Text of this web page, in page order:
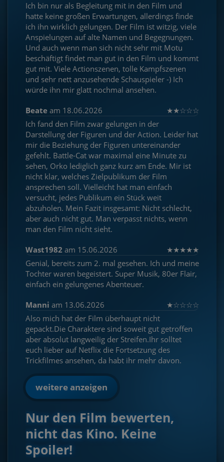
Ich bin nur als Begleitung mit in den Film und
hatte keine großen Erwartungen, allerdings finde
ich ihn wirklich gelungen. Der Film ist witzig, viele
Anspielungen auf alte Namen und Begegnungen.
Und auch wenn man sich nicht sehr mit Motu
beschäftigt findet man gut in den Film und kommt
gut mit. Viele Actionszenen, tolle Kampfszenen
und sehr nett anzusehende Schauspieler -) Ich
würde ihn mir glatt nochmal ansehen.
Beate am 18.06.2026 ★★☆☆☆
Ich fand den Film zwar gelungen in der
Darstellung der Figuren und der Action. Leider hat
mir die Beziehung der Figuren untereinander
gefehlt. Battle-Cat war maximal eine Minute zu
sehen, Orko lediglich ganz kurz am Ende. Mir ist
nicht klar, welches Zielpublikum der Film
ansprechen soll. Vielleicht hat man einfach
versucht, jedes Publikum ein Stück weit
abzuholen. Mein Fazit insgesamt: Nicht schlecht,
aber auch nicht gut. Man verpasst nichts, wenn
man den Film nicht sieht.
Wast1982 am 15.06.2026 ★★★★★
Genial, bereits zum 2. mal gesehen. Ich und meine
Tochter waren begeistert. Super Musik, 80er Flair,
einfach ein gelungenes Abenteuer.
Manni am 13.06.2026 ★☆☆☆☆
Also mich hat der Film überhaupt nicht
gepackt.Die Charaktere sind soweit gut getroffen
aber absolut langweilig der Streifen.Ihr solltet
euch lieber auf Netflix die Fortsetzung des
Trickfilmes ansehen, da habt ihr mehr davon.
weitere anzeigen
Nur den Film bewerten,
nicht das Kino. Keine
Spoiler!